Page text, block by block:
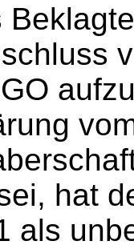
hat
als